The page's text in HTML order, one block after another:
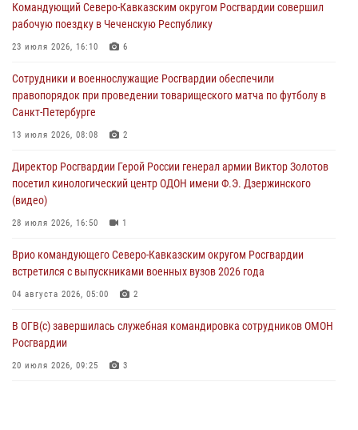
оздоровительных услуг (видео)
05 августа 2026, 13:20
посетили мастер-класс по художественной гимнастике
05 августа 2026, 13:00 3
Офицеры Росгвардии и ветераны войск правопорядка почтили
05 августа 2026, 12:40
Росгвардейцы приняли участие в акции «Волна памяти»,
посвящённой 83‑й годовщине освобождения Белгорода от
05 августа 2026, 12:13 1
Командующий Северо-Кавказским округом Росгвардии совершил
рабочую поездку в Чеченскую Республику
23 июля 2026, 16:10 6
Сотрудники и военнослужащие Росгвардии обеспечили
правопорядок при проведении товарищеского матча по футболу в
Санкт-Петербурге
13 июля 2026, 08:08 2
Директор Росгвардии Герой России генерал армии Виктор Золотов
посетил кинологический центр ОДОН имени Ф.Э. Дзержинского
(видео)
28 июля 2026, 16:50 1
Врио командующего Северо-Кавказским округом Росгвардии
встретился с выпускниками военных вузов 2026 года
04 августа 2026, 05:00 2
В ОГВ(с) завершилась служебная командировка сотрудников ОМОН
Росгвардии
20 июля 2026, 09:25 3